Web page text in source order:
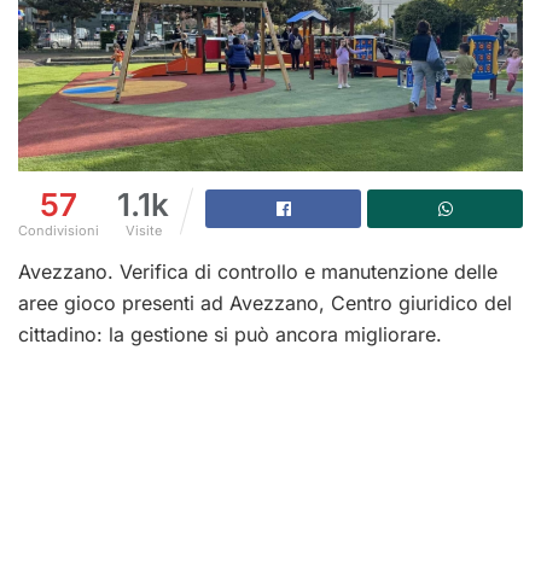
57
Condivisioni
1.1k
Visite
Avezzano. Verifica di controllo e manutenzione delle
aree gioco presenti ad Avezzano, Centro giuridico del
cittadino: la gestione si può ancora migliorare.